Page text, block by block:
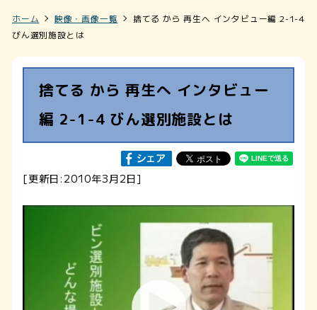
ホーム 映像・画像一覧
捨てる から 再生へ インタビュー編 2-1-4
びん選別施設とは
捨てる から 再生へ インタビュー
編 2-1-4 びん選別施設とは
[更新日:2010年3月2日]